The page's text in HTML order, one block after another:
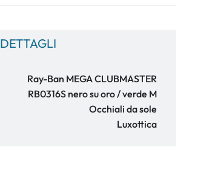
DETTAGLI
Ray-Ban MEGA CLUBMASTER
RB0316S nero su oro / verde M
Occhiali da sole
Luxottica